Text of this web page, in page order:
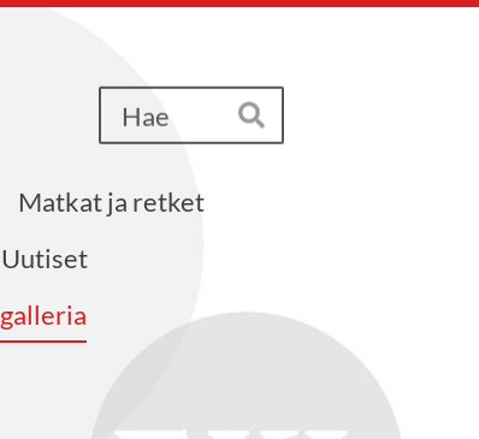
Hae
Matkat ja retket
Uutiset